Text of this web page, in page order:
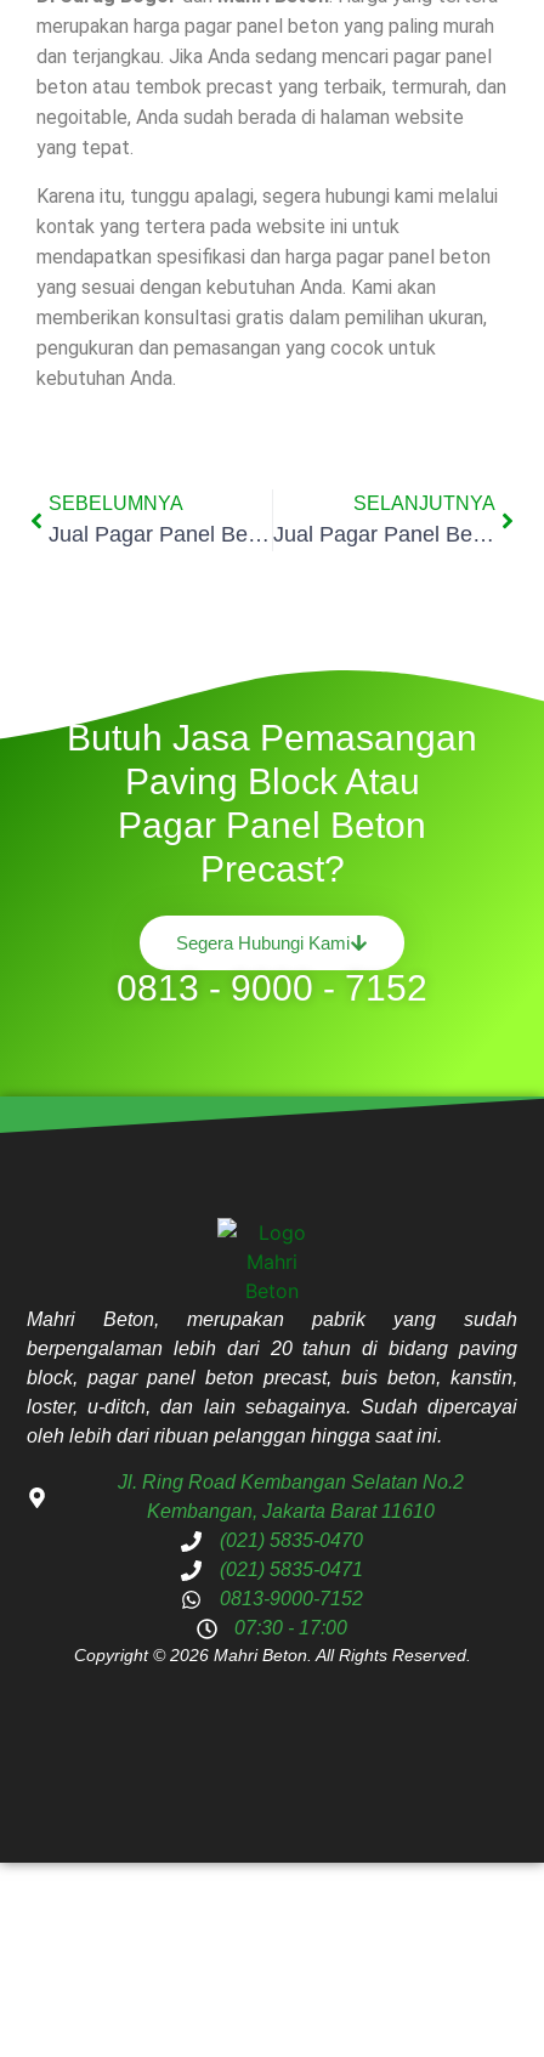
merupakan harga pagar panel beton yang paling murah
dan terjangkau. Jika Anda sedang mencari pagar panel
beton atau tembok precast yang terbaik, termurah, dan
negoitable, Anda sudah berada di halaman website
yang tepat.
Karena itu, tunggu apalagi, segera hubungi kami melalui
kontak yang tertera pada website ini untuk
mendapatkan spesifikasi dan harga pagar panel beton
yang sesuai dengan kebutuhan Anda. Kami akan
memberikan konsultasi gratis dalam pemilihan ukuran,
pengukuran dan pemasangan yang cocok untuk
kebutuhan Anda.
SEBELUMNYA
Jual Pagar Panel Beton Di Cilendek Timur
SELANJUTNYA
Jual Pagar Panel Beton Di Curug Mekar Bogor
Butuh Jasa Pemasangan
Paving Block Atau
Pagar Panel Beton
Precast?
Segera Hubungi Kami
0813 - 9000 - 7152
Mahri Beton, merupakan pabrik yang sudah
berpengalaman lebih dari 20 tahun di bidang paving
block, pagar panel beton precast, buis beton, kanstin,
loster, u-ditch, dan lain sebagainya. Sudah dipercayai
oleh lebih dari ribuan pelanggan hingga saat ini.
Jl. Ring Road Kembangan Selatan No.2
Kembangan, Jakarta Barat 11610
(021) 5835-0470
(021) 5835-0471
0813-9000-7152
07:30 - 17:00
Copyright © 2026 Mahri Beton. All Rights Reserved.